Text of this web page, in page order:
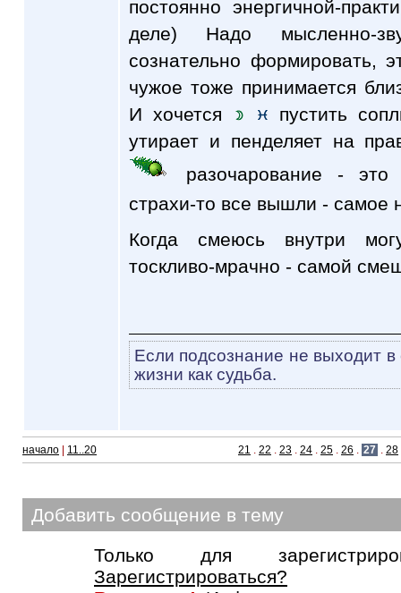
постоянно энергичной-
деле) Надо мысленно-
сознательно формировать,
чужое тоже принимается
И хочется
пустить
утирает и пенделяет на
разочарование - это
страхи-то все вышли - самое
Когда смеюсь внутри
тоскливо-мрачно - самой
Если подсознание не выходит в
жизни как судьба.
начало 11..20 21 . 22 . 23 . 24 . 25 . 26 . 27 . 28
Добавить сообщение в тему
Только для
Зарегистрироваться?